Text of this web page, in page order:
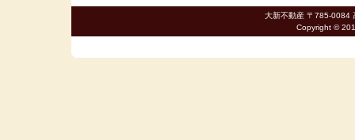
大新不動産 〒785-
Copyright ©